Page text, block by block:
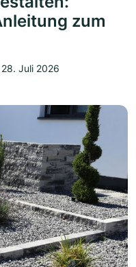
zum
28. Juli 2026